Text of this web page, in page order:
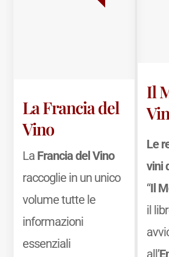
La Francia del
Vino
La Francia del Vino
raccoglie in un unico
volume tutte le
informazioni
essenziali
Il
Le
vini
“Il
il
all’